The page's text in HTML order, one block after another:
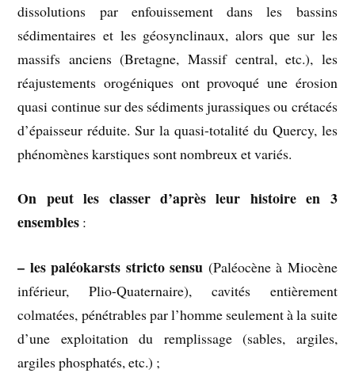
dissolutions par enfouissement dans les bassins
sédimentaires et les géosynclinaux, alors que sur les
massifs anciens (Bretagne, Massif central, etc.), les
réajustements orogéniques ont provoqué une érosion
quasi continue sur des sédiments jurassiques ou crétacés
d’épaisseur réduite. Sur la quasi-totalité du Quercy, les
phénomènes karstiques sont nombreux et variés.
On peut les classer d’après leur histoire en 3
ensembles :
– les paléokarsts stricto sensu (Paléocène à Miocène
inférieur, Plio-Quaternaire), cavités entièrement
colmatées, pénétrables par l’homme seulement à la suite
d’une exploitation du remplissage (sables, argiles,
argiles phosphatés, etc.) ;